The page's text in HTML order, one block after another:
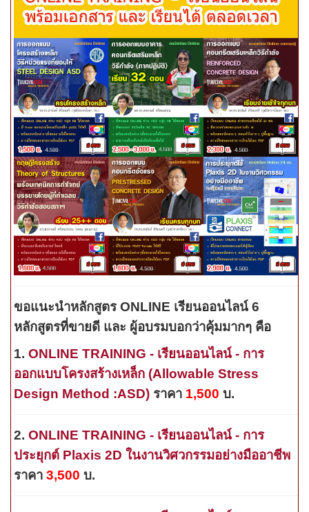
ขอแนะนำหลักสูตรONLINE เรียนออนไลน์ 6
หลักสูตรที่ขายดี และ ผู้อบรมบอกว่าคุ้มมากๆ คือ
1. ONLINE TRAINING - เรียนออนไลน์ - การ
ออกแบบโครงสร้างเหล็ก (Allowable Stress
Design Method :ASD) ราคา 1,500 บ.
2. ONLINE TRAINING - เรียนออนไลน์ - การ
ประยุกต์ Plaxis 2D ในงานวิศวกรรมอย่างมืออาชีพ
ราคา 3,500 บ.